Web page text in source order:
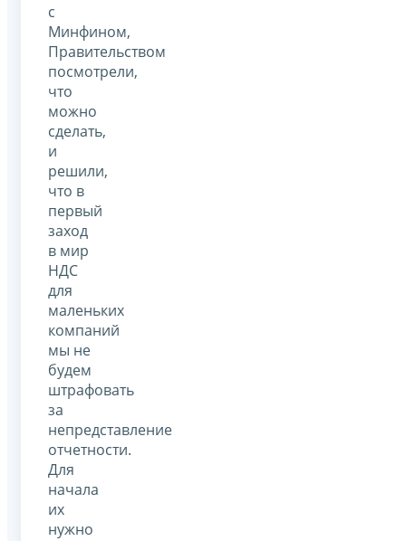
с
Минфином,
Правительством
посмотрели,
что
можно
сделать,
и
решили,
что в
первый
заход
в мир
НДС
для
маленьких
компаний
мы не
будем
штрафовать
за
непредставление
отчетности.
Для
начала
их
нужно